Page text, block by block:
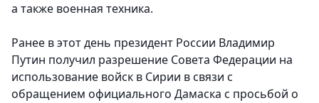
а также военная техника.
Ранее в этот день президент России Владимир
Путин получил разрешение Совета Федерации на
использование войск в Сирии в связи с
обращением официального Дамаска с просьбой о